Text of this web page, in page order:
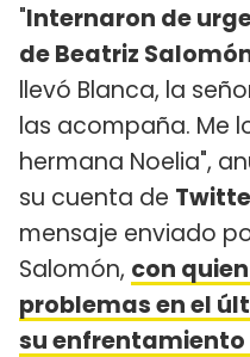
"Internaron de
de Beatriz
llevó Blanca, la
las acompaña. Me
hermana Noelia",
su cuenta de
mensaje enviado
Salomón, con
problemas en el
su enfrentamiento